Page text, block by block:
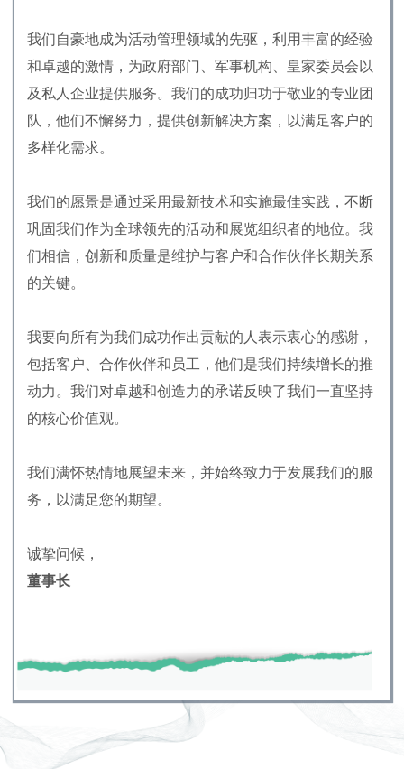
我们自豪地成为活动管理领域的先驱，利用丰富的经验
和卓越的激情，为政府部门、军事机构、皇家委员会以
及私人企业提供服务。我们的成功归功于敬业的专业团
队，他们不懈努力，提供创新解决方案，以满足客户的
多样化需求。
我们的愿景是通过采用最新技术和实施最佳实践，不断
巩固我们作为全球领先的活动和展览组织者的地位。我
们相信，创新和质量是维护与客户和合作伙伴长期关系
的关键。
我要向所有为我们成功作出贡献的人表示衷心的感谢，
包括客户、合作伙伴和员工，他们是我们持续增长的推
动力。我们对卓越和创造力的承诺反映了我们一直坚持
的核心价值观。
我们满怀热情地展望未来，并始终致力于发展我们的服
务，以满足您的期望。
诚挚问候，
董事长